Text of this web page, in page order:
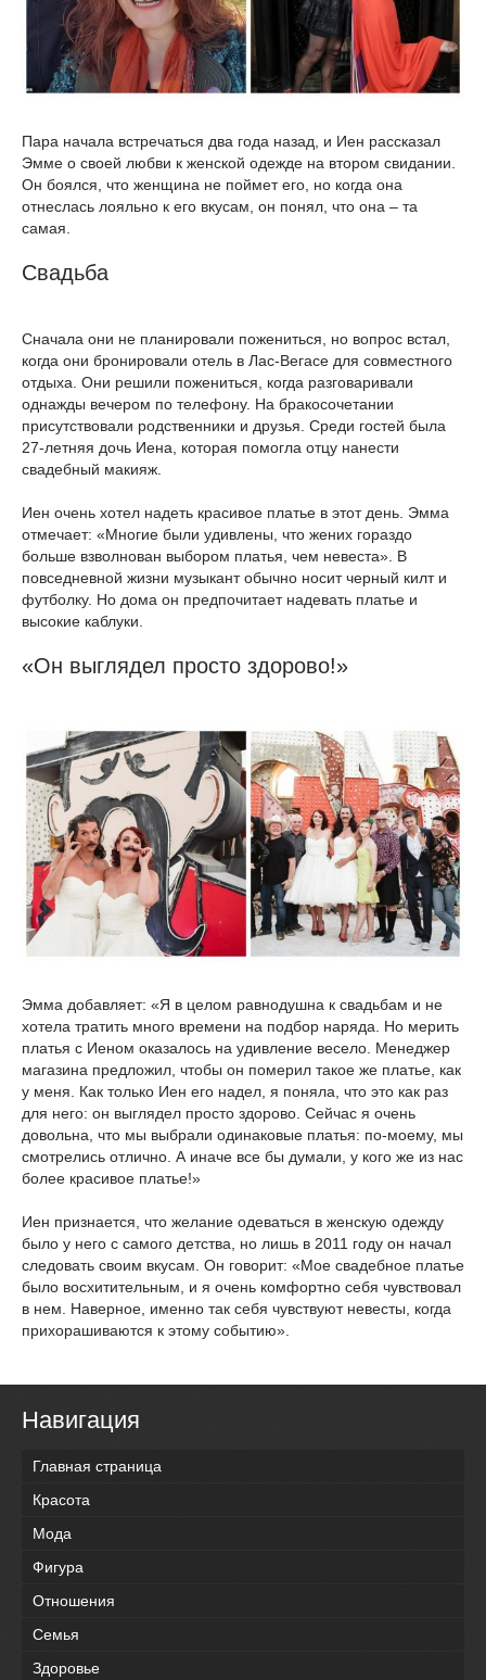
Пара начала встречаться два года назад, и Иен рассказал
Эмме о своей любви к женской одежде на втором свидании.
Он боялся, что женщина не поймет его, но когда она
отнеслась лояльно к его вкусам, он понял, что она – та
самая.
Свадьба
Сначала они не планировали пожениться, но вопрос встал,
когда они бронировали отель в Лас-Вегасе для совместного
отдыха. Они решили пожениться, когда разговаривали
однажды вечером по телефону. На бракосочетании
присутствовали родственники и друзья. Среди гостей была
27-летняя дочь Иена, которая помогла отцу нанести
свадебный макияж.
Иен очень хотел надеть красивое платье в этот день. Эмма
отмечает: «Многие были удивлены, что жених гораздо
больше взволнован выбором платья, чем невеста». В
повседневной жизни музыкант обычно носит черный килт и
футболку. Но дома он предпочитает надевать платье и
высокие каблуки.
«Он выглядел просто здорово!»
Эмма добавляет: «Я в целом равнодушна к свадьбам и не
хотела тратить много времени на подбор наряда. Но мерить
платья с Иеном оказалось на удивление весело. Менеджер
магазина предложил, чтобы он померил такое же платье, как
у меня. Как только Иен его надел, я поняла, что это как раз
для него: он выглядел просто здорово. Сейчас я очень
довольна, что мы выбрали одинаковые платья: по-моему, мы
смотрелись отлично. А иначе все бы думали, у кого же из нас
более красивое платье!»
Иен признается, что желание одеваться в женскую одежду
было у него с самого детства, но лишь в 2011 году он начал
следовать своим вкусам. Он говорит: «Мое свадебное платье
было восхитительным, и я очень комфортно себя чувствовал
в нем. Наверное, именно так себя чувствуют невесты, когда
прихорашиваются к этому событию».
Навигация
Главная страница
Красота
Мода
Фигура
Отношения
Семья
Здоровье